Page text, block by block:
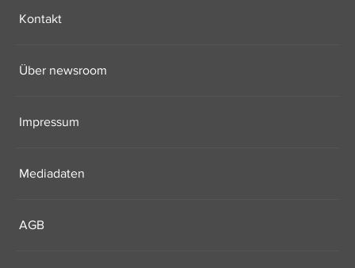
Kontakt
Über newsroom
Impressum
Mediadaten
AGB